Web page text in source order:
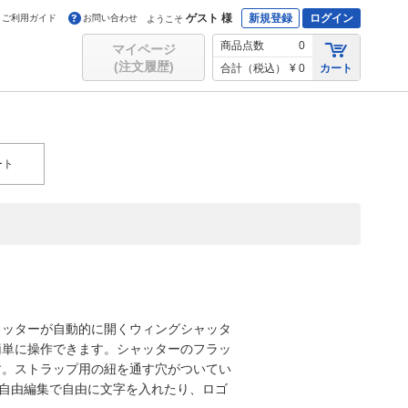
ご利用ガイド お問い合わせ ようこそ ゲスト 様 新規登録 ログイン
マイページ
(注文履歴)
商品点数
0
合計（税込）
¥ 0 カート
ターが自動的に開くウィングシャッタ
に操作できます。シャッターのフラッ
ストラップ用の紐を通す穴がついてい
由編集で自由に文字を入れたり、ロゴ